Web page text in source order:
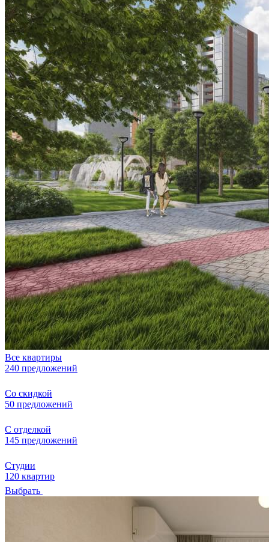
Все квартиры
240 предложений
Со скидкой
50 предложений
С отделкой
145 предложений
Студии
120 квартир
Выбрать